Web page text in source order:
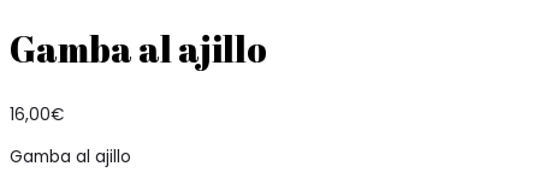
Gamba al ajillo
16,00€
Gamba al ajillo